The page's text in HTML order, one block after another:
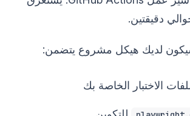
دقيقتين.
سيكون لديك هيكل مشروع يتضمن:
الاختبار الخاصة بك